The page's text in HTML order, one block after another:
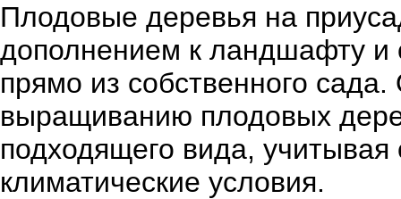
Плодовые деревья на
дополнением к ландшафту и
прямо из собственного
выращиванию плодовых
подходящего вида, учитывая
климатические условия.